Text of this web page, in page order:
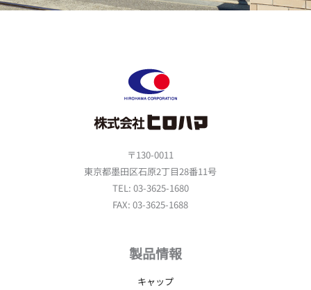
〒130-0011
東京都墨田区石原2丁目28番11号
TEL: 03-3625-1680
FAX: 03-3625-1688
製品情報
キャップ